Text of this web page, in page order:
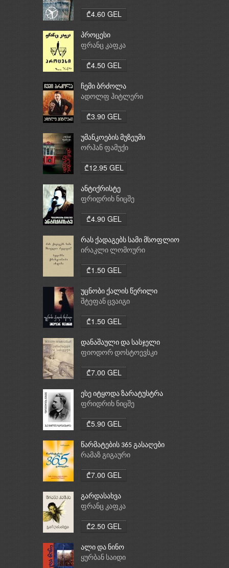
₾4.60 GEL
პროცესი
ფრანც კაფკა
₾4.50 GEL
ჩემი ბრძოლა
ადოლფ ჰიტლერი
₾3.90 GEL
უმანკოების მუზეუმი
ორჰან ფამუქი
₾12.95 GEL
ანტიქრისტე
ფრიდრიხ ნიცშე
₾4.90 GEL
რას ქადაგებს სამი მსოფლიო
რელიგია: ბუდიზმი,
ირაკლი ლომოური
₾1.50 GEL
უცნობი ქალის წერილი
შტეფან ცვაიგი
₾1.50 GEL
დანაშაული და სასჯელი
ფიოდორ დოსტოევსკი
₾7.00 GEL
ესე იტყოდა ზარატუსტრა
ფრიდრიხ ნიცშე
₾5.90 GEL
წარმატების 365 გასაღები
რამაზ გიგაური
₾7.00 GEL
გარდასახვა
ფრანც კაფკა
₾2.50 GEL
ალი და ნინო
ყურბან საიდი